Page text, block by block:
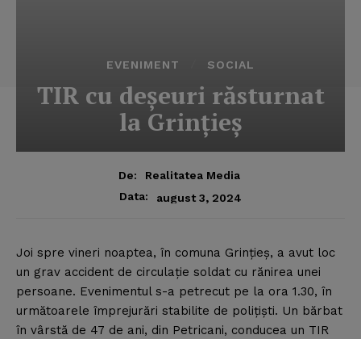
EVENIMENT SOCIAL
TIR cu deşeuri răsturnat
la Grinţieş
De:
Realitatea Media
Data:
august 3, 2024
Joi spre vineri noaptea, în comuna Grinţieş, a avut loc
un grav accident de circulaţie soldat cu rănirea unei
persoane. Evenimentul s-a petrecut pe la ora 1.30, în
următoarele împrejurări stabilite de poliţişti. Un bărbat
în vârstă de 47 de ani, din Petricani, conducea un TIR